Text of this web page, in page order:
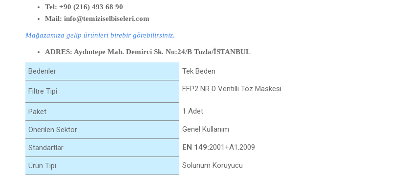
Tel: +90 (216) 493 68 90
Mail: info@temiziselbiseleri.com
Mağazamıza gelip ürünleri birebir görebilirsiniz.
ADRES: Aydıntepe Mah. Demirci Sk. No:24/B Tuzla/İSTANBUL
Bedenler Tek Beden
Filtre Tipi FFP2 NR D Ventilli Toz Maskesi
Paket 1 Adet
Önerilen Sektör Genel Kullanım
Standartlar EN 149:2001+A1:2009
Ürün Tipi Solunum Koruyucu